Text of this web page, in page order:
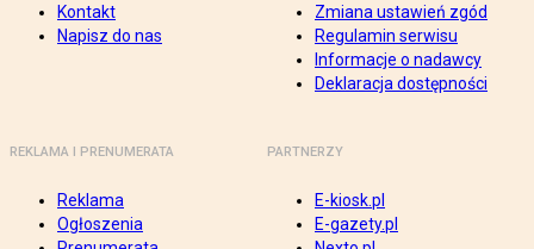
Kontakt
Napisz do nas
Zmiana ustawień zgód
Regulamin serwisu
Informacje o nadawcy
Deklaracja dostępności
REKLAMA I PRENUMERATA
Reklama
Ogłoszenia
PARTNERZY
E-kiosk.pl
E-gazety.pl